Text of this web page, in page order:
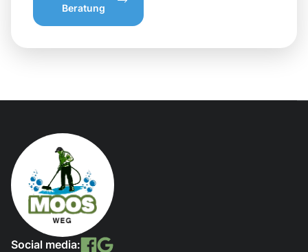
Beratung
Social media: